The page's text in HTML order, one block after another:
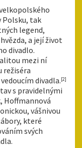
Polsku, tak
legend,
a její život
divadlo.
mezi ní
režiséra
divadla.[2]
s pravidelnými
Hoffmannová
vášnivou
které
svých